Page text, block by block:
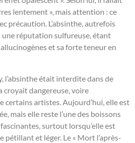
lentement », mais attention : ce
précaution. L’absinthe, autrefois
une réputation sulfureuse, étant
et sa forte teneur en
l’absinthe était interdite dans de
croyait dangereuse, voire
certains artistes. Aujourd’hui, elle est
mais elle reste l’une des boissons
surtout lorsqu’elle est
pétillant et léger. Le « Mort l’après-